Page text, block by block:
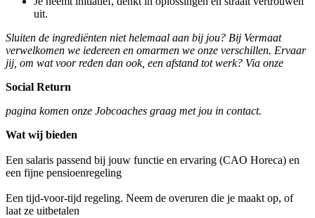
uit.
Sluiten de ingrediënten niet helemaal aan bij jou? Bij Vermaat
verwelkomen we iedereen en omarmen we onze verschillen. Ervaar
jij, om wat voor reden dan ook, een afstand tot werk? Via onze
Social Return
pagina komen onze Jobcoaches graag met jou in contact.
Wat wij bieden
Een salaris passend bij jouw functie en ervaring (CAO Horeca) en
een fijne pensioenregeling
Een tijd-voor-tijd regeling. Neem de overuren die je maakt op, of
laat ze uitbetalen